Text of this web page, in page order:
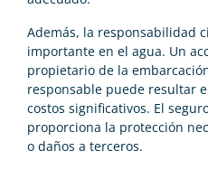
Además, la responsabilidad
importante en el agua. Un
propietario de la
responsable puede resultar
costos significativos. El
proporciona la protección
o daños a terceros.